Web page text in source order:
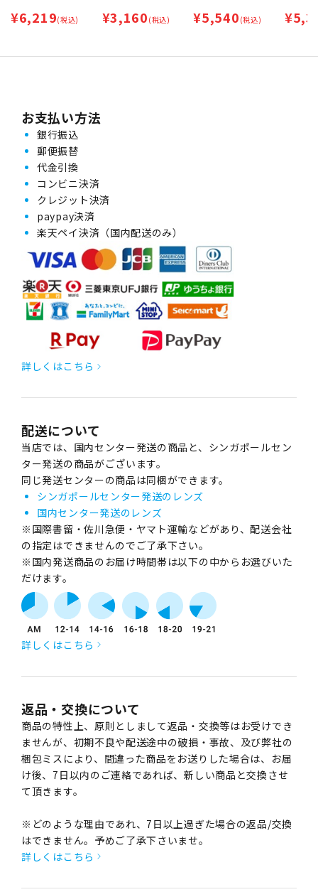
イプ | ワンデー 【ネ
¥6,219(税込)
ー 【ネコポス専用
¥3,160 (税込)
ュアフィット (Pure Fi
¥5,540 (税込)
ンジェ
ト》 【
¥
お支払い方法
銀行振込
郵便振替
代金引換
コンビニ決済
クレジット決済
paypay決済
楽天ペイ決済（国内配送のみ）
詳しくはこちら
配送について
当店では、国内センター発送の商品と、シンガポールセン
ター発送の商品がございます。
同じ発送センターの商品は同梱ができます。
シンガポールセンター発送のレンズ
国内センター発送のレンズ
※国際書留・佐川急便・ヤマト運輸などがあり、配送会社
の指定はできませんのでご了承下さい。
※国内発送商品のお届け時間帯は以下の中からお選びいた
だけます。
詳しくはこちら
返品・交換について
商品の特性上、原則としまして返品・交換等はお受けでき
ませんが、初期不良や配送途中の破損・事故、及び弊社の
梱包ミスにより、間違った商品をお送りした場合は、お届
け後、7日以内のご連絡であれば、新しい商品と交換させ
て頂きます。
※どのような理由であれ、7日以上過ぎた場合の返品/交換
はできません。予めご了承下さいませ。
詳しくはこちら